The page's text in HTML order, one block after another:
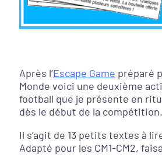
Après l’Escape Game préparé
Monde voici une deuxième
football que je présente en
dès le début de la compétition.
Il s’agit de 13 petits textes à
Adapté pour les CM1-CM2,